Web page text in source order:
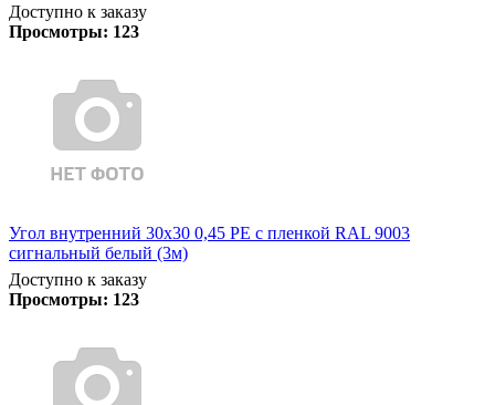
Доступно к заказу
Просмотры: 123
Угол внутренний 30х30 0,45 PE с пленкой RAL 9003
сигнальный белый (3м)
Доступно к заказу
Просмотры: 123